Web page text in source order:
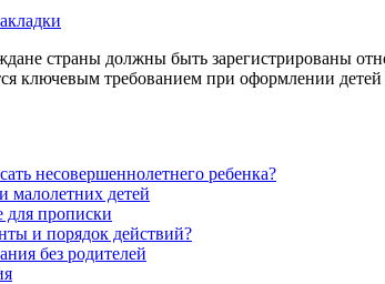
страны должны быть зарегистрированы
ключевым требованием при оформлении
несовершеннолетнего ребенка?
малолетних детей
для прописки
и порядок действий?
без родителей